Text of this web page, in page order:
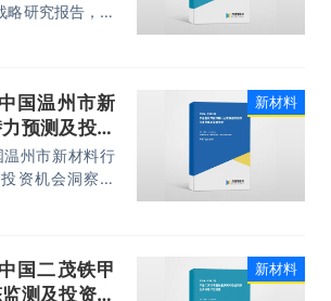
略研究报告，主
争力分析、市
国温州市新
预测及投资
州市新材料行
资机会洞察测
领域分析、生
新材料
国二茂铁甲
测及投资风
新材料